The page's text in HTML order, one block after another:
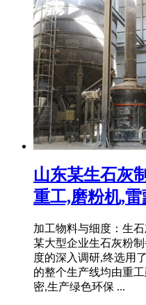
山东某生石灰
重工,磨粉机,雷
加工物料与细度：生
某大型企业生石灰粉
度的深入调研,终选用
的整个生产线均由重
密,生产绿色环保 ...